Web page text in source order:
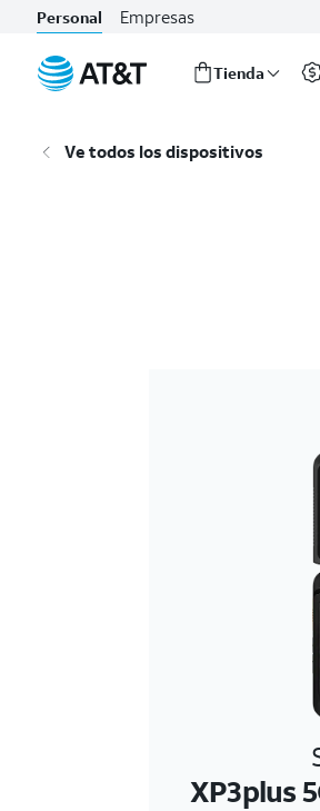
Personal Empresas
Tienda
Ve todos los dispositivos
XP3plus